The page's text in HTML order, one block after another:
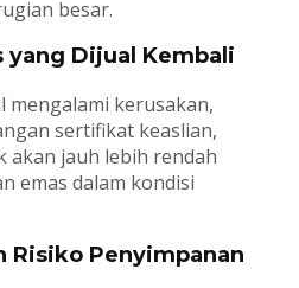
besar.
yang Dijual Kembali
mengalami kerusakan,
sertifikat keaslian,
akan jauh lebih rendah
emas dalam kondisi
Risiko Penyimpanan